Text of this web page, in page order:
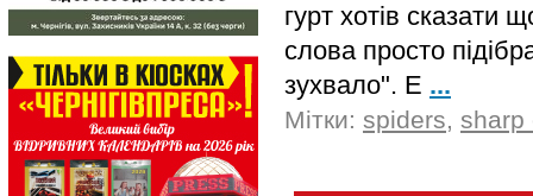
гурт хотів сказати
слова просто
зухвало". Е ...
Мітки: spiders, sharp